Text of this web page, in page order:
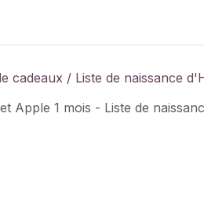
cadeaux / Liste de naissance
Apple 1 mois - Liste de